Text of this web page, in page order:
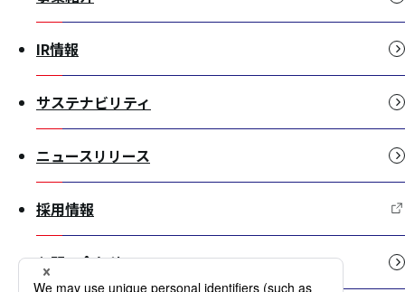
IR情報
サステナビリティ
ニュースリリース
採用情報
お問い合わせ